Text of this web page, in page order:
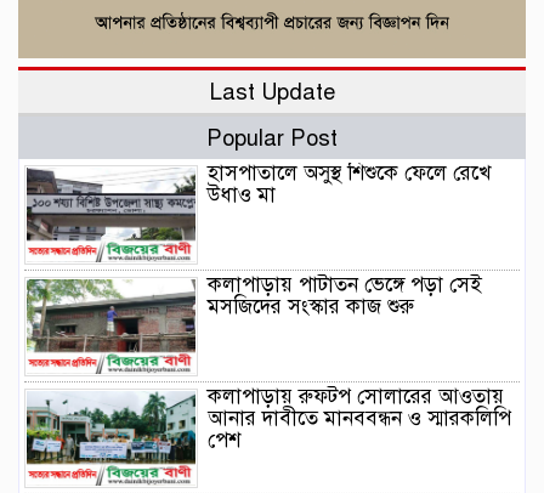
Last Update
Popular Post
হাসপাতালে অসুস্থ শিশুকে ফেলে রেখে
উধাও মা
কলাপাড়ায় পাটাতন ভেঙ্গে পড়া সেই
মসজিদের সংস্কার কাজ শুরু
কলাপাড়ায় রুফটপ সোলারের আওতায়
আনার দাবীতে মানববন্ধন ও স্মারকলিপি
পেশ